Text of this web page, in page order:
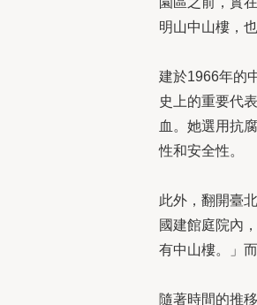
明山中山樓，
建於1966年的
史上的重要代
血。她選用抗
性和安全性。
此外，翻開臺
國建館庭院內
有中山樓。」
隨著時間的推